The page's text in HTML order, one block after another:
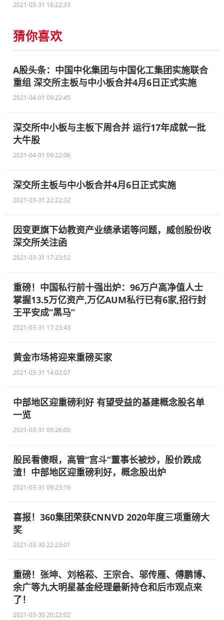
2021-03-31 16:22:33
猜你喜欢
A股头条：中国中化集团与中国化工集团实施联合
重组 深交所主板与中小板合并4月6日正式实施
2021-04-01 09:22:45
深交所中小板与主板下周合并 运行17年成就一批
大牛股
2021-04-01 09:22:06
深交所主板与中小板合并4月6日正式实施
2021-03-31 22:22:32
因变更旗下幼教资产业绩承诺等问题，威创股份收
深交所关注函
2021-03-31 17:23:52
重磅！中国私行前十强出炉：96万户高净值人士
掌握13.5万亿资产,万亿AUM私行已有6家,招行封
王平安成“黑马”
2021-03-31 17:23:43
黄金市场将迎来重磅买家
2021-03-31 14:02:07
中部地区迎重磅利好 有望受益的基建概念股名单
一览
2021-03-31 09:26:00
股民看傻眼，高管“宫斗”董事长被炒，股价跌成
渣！中部地区迎重磅利好，概念股出炉
2021-03-31 09:23:16
喜报！360集团荣获CNNVD 2020年度三项重磅大
奖
2021-03-30 22:23:01
重磅！张坤、刘格菘、王宗合、邬传雁、傅鹏博、
余广等九大明星基金经理最新持仓和后市观点来
了！
2021-03-30 20:22:02